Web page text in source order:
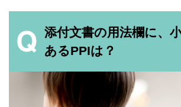
添付文書の用法欄に、
あるPPIは？